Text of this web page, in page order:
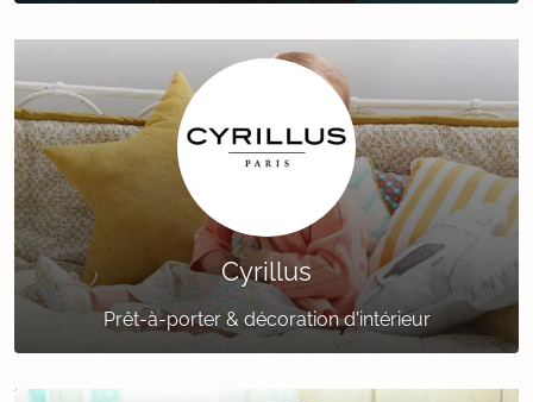
Cyrillus
Prêt-à-porter & décoration d'intérieur